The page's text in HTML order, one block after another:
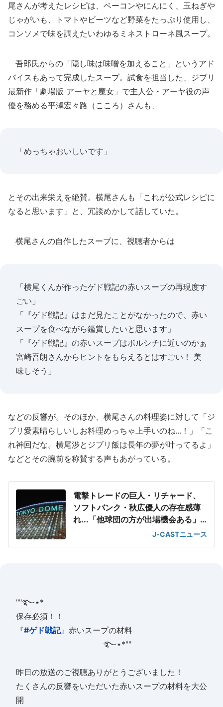
尾さんが考えたレシピは、ベーコンやにんにく、玉ねぎや
じゃがいも、トマトやビーツなど野菜をたっぷり使用し、
コンソメで味を調えたいわゆるミネストローネ風スープ。
吾郎氏からの「隠し味は味噌を加えること」というアド
バイスもあって完成したスープ。試食を担当した、ジブリ
最新作「劇場版 アーヤと魔女」で主人公・アーヤ役の声
優を務める平澤宏々路（こころ）さんも、
「めっちゃおいしいです」
とその出来栄えを絶賛。横尾さんも「これが公式レシピに
なると思います」と、冗談めかして話していた。
横尾さんの自作したスープに、視聴者からは
「横尾くんが作ったゲド戦記の赤いスープの再現度す
ごい」
「『ゲド戦記』はまだ見たことがなかったので、赤い
スープを食べながら鑑賞したいと思います」
「『ゲド戦記』の赤いスープはボルシチに近いのかぁ
宮崎吾朗さんからヒントをもらえるとはすごい！ 美
味しそう」
などの反響が。そのほか、横尾さんの料理姿に対して「ジ
ブリ愛素晴らしいしお料理めっちゃ上手いのね...！」「こ
れ神回だな。横尾渉とジブリ飯は長年の夢が叶ってるよ」
などとその腕前を称賛する声もあがっている。
電撃トレードの巨人・リチャード、
ソフトバンク・秋広優人の存在感薄
れ...「他球団の方が出場機会ある」
J-CASTニュース
""࿐⋆*
保存必須！！
『#ゲド戦記』赤いスープの材料
࿐⋆*""
昨日の放送のご視聴ありがとうございました！
たくさんの反響をいただいた赤いスープの材料を大公
開